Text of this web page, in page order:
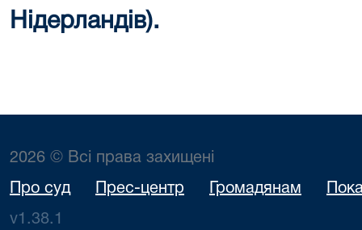
Нідерландів).
2026 © Всі права захищені
Про суд Прес-центр Громадянам
v1.38.1